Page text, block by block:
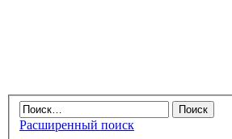
Расширенный поиск